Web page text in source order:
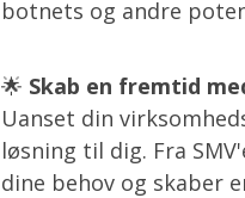
botnets og andre
🌟 Skab en fremtid
Uanset din
løsning til dig. Fra
dine behov og skaber